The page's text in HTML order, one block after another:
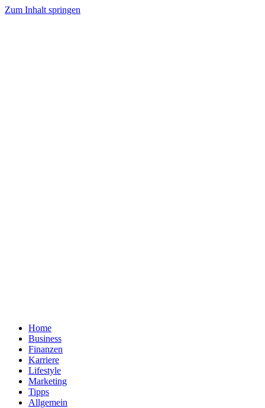
Zum Inhalt springen
Home
Business
Finanzen
Karriere
Lifestyle
Marketing
Tipps
Allgemein